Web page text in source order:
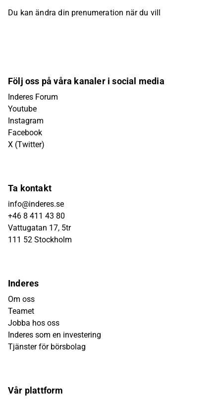
Du kan ändra din prenumeration när du vill
Följ oss på våra kanaler i social media
Inderes Forum
Youtube
Instagram
Facebook
X (Twitter)
Ta kontakt
info@inderes.se
+46 8 411 43 80
Vattugatan 17, 5tr
111 52 Stockholm
Inderes
Om oss
Teamet
Jobba hos oss
Inderes som en investering
Tjänster för börsbolag
Vår plattform